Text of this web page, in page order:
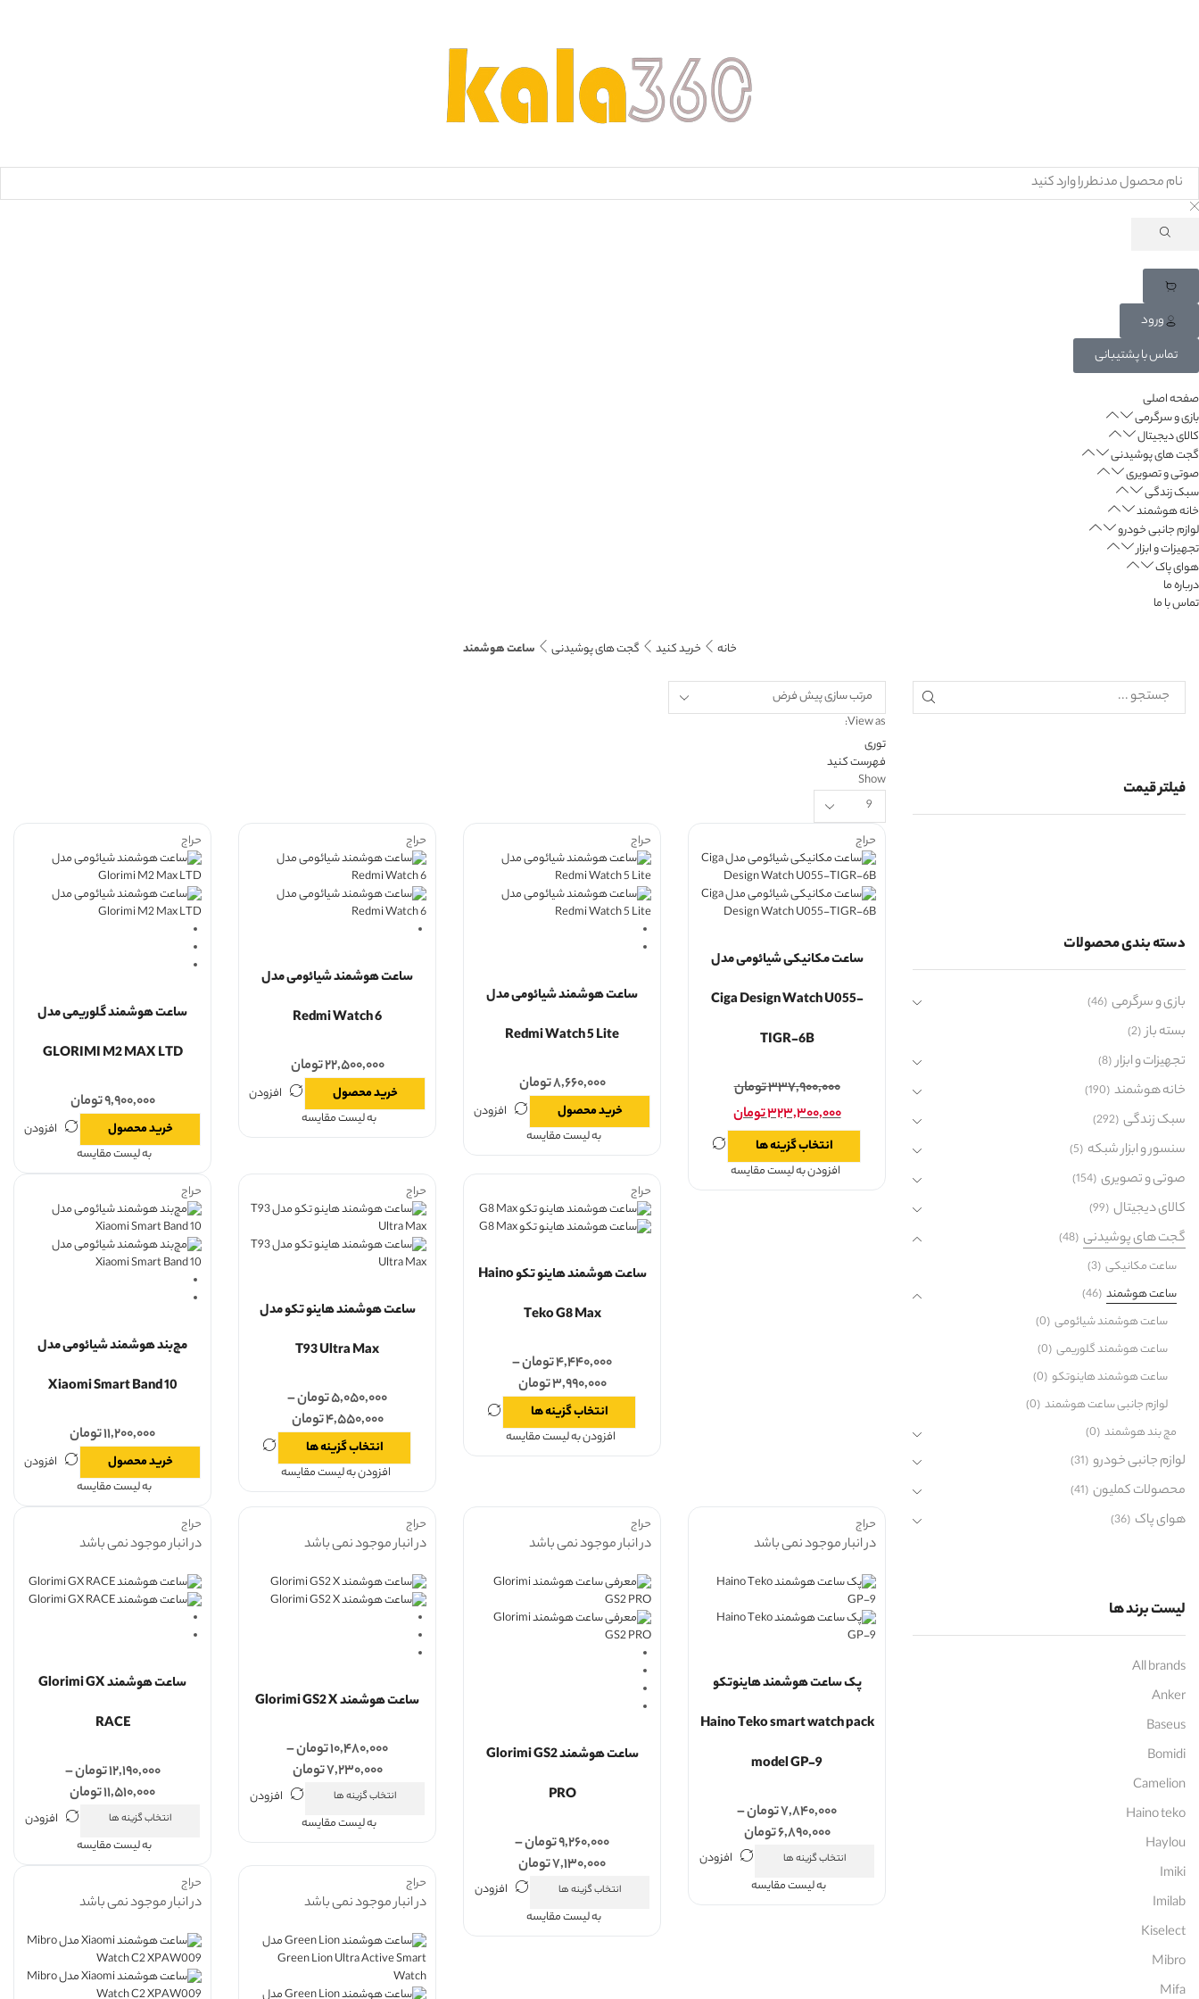
ورود
تماس با پشتیبانی
صفحه اصلی
بازی و سرگرمی
کالای دیجیتال
گجت های پوشیدنی
صوتی و تصویری
سبک زندگی
خانه هوشمند
لوازم جانبی خودرو
تجهیزات و ابزار
هوای پاک
درباره ما
تماس با ما
خانه خرید کنید گجت های پوشیدنی ساعت هوشمند
View as:
توری
فهرست کنید
Show
حراج
ساعت مکانیکی شیائومی مدل
Ciga Design Watch U055-
TIGR-6B
۳۳۷,۹۰۰,۰۰۰تومان
۳۲۳,۳۰۰,۰۰۰تومان
انتخاب گزینه ها
افزودن به لیست مقایسه
حراج
ساعت هوشمند شیائومی مدل
Redmi Watch 5 Lite
۸,۶۶۰,۰۰۰تومان
خرید محصول
افزودن
به لیست مقایسه
حراج
ساعت هوشمند شیائومی مدل
Redmi Watch 6
۲۲,۵۰۰,۰۰۰تومان
خرید محصول
افزودن
به لیست مقایسه
حراج
ساعت هوشمند گلوریمی مدل
GLORIMI M2 MAX LTD
۹,۹۰۰,۰۰۰تومان
خرید محصول
افزودن
به لیست مقایسه
حراج
ساعت هوشمند هاینو تکو Haino
Teko G8 Max
۴,۴۴۰,۰۰۰تومان–
۳,۹۹۰,۰۰۰تومان
انتخاب گزینه ها
افزودن به لیست مقایسه
حراج
ساعت هوشمند هاینو تکو مدل
T93 Ultra Max
۵,۰۵۰,۰۰۰تومان–
۴,۵۵۰,۰۰۰تومان
انتخاب گزینه ها
افزودن به لیست مقایسه
حراج
مچ‌بند هوشمند شیائومی مدل
Xiaomi Smart Band 10
۱۱,۲۰۰,۰۰۰تومان
خرید محصول
افزودن
به لیست مقایسه
حراج
در انبار موجود نمی باشد
پک ساعت هوشمند هاینوتکو
Haino Teko smart watch pack
model GP-9
۷,۸۴۰,۰۰۰تومان–
۶,۸۹۰,۰۰۰تومان
انتخاب گزینه ها
افزودن
به لیست مقایسه
حراج
در انبار موجود نمی باشد
ساعت هوشمند Glorimi GS2
PRO
۹,۲۶۰,۰۰۰تومان–
۷,۱۳۰,۰۰۰تومان
انتخاب گزینه ها
افزودن
به لیست مقایسه
حراج
در انبار موجود نمی باشد
ساعت هوشمند Glorimi GS2 X
۱۰,۴۸۰,۰۰۰تومان–
۷,۲۳۰,۰۰۰تومان
انتخاب گزینه ها
افزودن
به لیست مقایسه
حراج
در انبار موجود نمی باشد
ساعت هوشمند Glorimi GX
RACE
۱۲,۱۹۰,۰۰۰تومان–
۱۱,۵۱۰,۰۰۰تومان
انتخاب گزینه ها
افزودن
به لیست مقایسه
حراج
در انبار موجود نمی باشد
حراج
در انبار موجود نمی باشد
فیلتر قیمت
دسته بندی محصولات
بازی و سرگرمی (46)
بسته باز (2)
تجهیزات و ابزار (8)
خانه هوشمند (190)
سبک زندگی (292)
سنسور و ابزار شبکه (5)
صوتی و تصویری (154)
کالای دیجیتال (99)
گجت های پوشیدنی (48)
ساعت مکانیکی (3)
ساعت هوشمند (46)
ساعت هوشمند شیائومی (0)
ساعت هوشمند گلوریمی (0)
ساعت هوشمند هاینوتکو (0)
لوازم جانبی ساعت هوشمند (0)
مچ بند هوشمند (0)
لوازم جانبی خودرو (31)
محصولات کملیون (41)
هوای پاک (36)
لیست برند ها
All brands
Anker
Baseus
Bomidi
Camelion
Haino teko
Haylou
Imiki
Imilab
Kiselect
Mibro
Mifa